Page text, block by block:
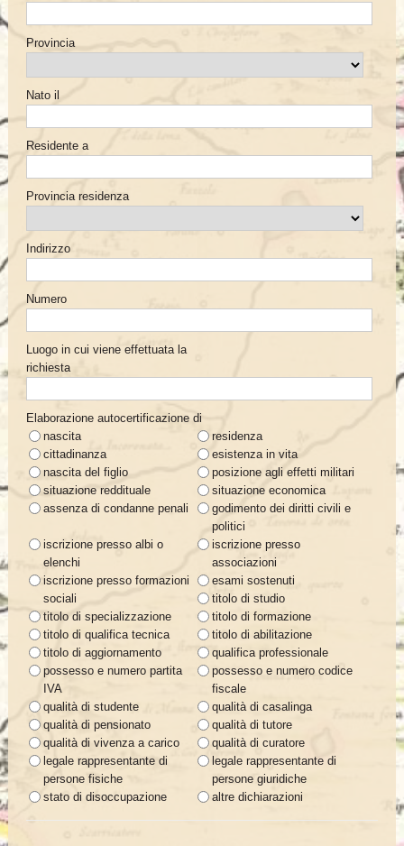
Provincia
Nato il
Residente a
Provincia residenza
Indirizzo
Numero
Luogo in cui viene effettuata la
richiesta
Elaborazione autocertificazione di
nascita
residenza
cittadinanza
esistenza in vita
nascita del figlio
posizione agli effetti militari
situazione reddituale
situazione economica
assenza di condanne penali
godimento dei diritti civili e
politici
iscrizione presso albi o
elenchi
iscrizione presso
associazioni
iscrizione presso formazioni
sociali
esami sostenuti
titolo di studio
titolo di specializzazione
titolo di formazione
titolo di qualifica tecnica
titolo di abilitazione
titolo di aggiornamento
qualifica professionale
possesso e numero partita
IVA
possesso e numero codice
fiscale
qualità di studente
qualità di casalinga
qualità di pensionato
qualità di tutore
qualità di vivenza a carico
qualità di curatore
legale rappresentante di
persone fisiche
legale rappresentante di
persone giuridiche
stato di disoccupazione
altre dichiarazioni